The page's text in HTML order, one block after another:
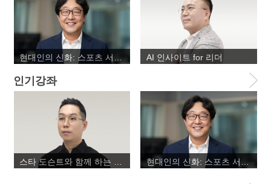
AI 인사이트 for 리더
인기강좌
현대인의 신화: 스포츠 서사로 읽는 인간과 사회